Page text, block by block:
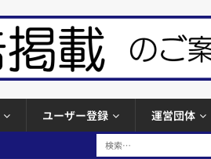
ユーザー登録 運営団体